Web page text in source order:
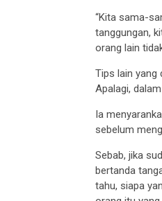
“Kita sama-
tanggungan,
orang lain
Tips lain yang
Apalagi,
Ia
sebelum
Sebab, jika
bertanda
tahu, siapa